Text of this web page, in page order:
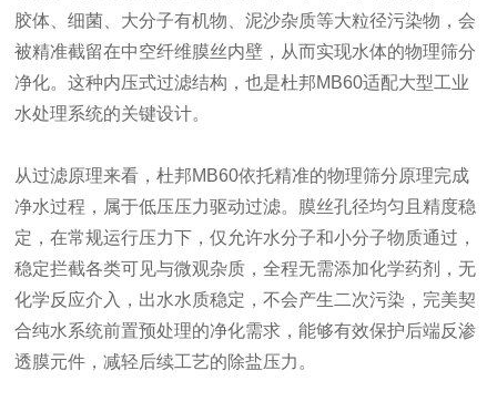
胶体、细菌、大分子有机物、泥沙杂质等大粒径污染物，会
被精准截留在中空纤维膜丝内壁，从而实现水体的物理筛分
净化。这种内压式过滤结构，也是杜邦MB60适配大型工业
水处理系统的关键设计。
从过滤原理来看，杜邦MB60依托精准的物理筛分原理完成
净水过程，属于低压压力驱动过滤。膜丝孔径均匀且精度稳
定，在常规运行压力下，仅允许水分子和小分子物质通过，
稳定拦截各类可见与微观杂质，全程无需添加化学药剂，无
化学反应介入，出水水质稳定，不会产生二次污染，完美契
合纯水系统前置预处理的净化需求，能够有效保护后端反渗
透膜元件，减轻后续工艺的除盐压力。